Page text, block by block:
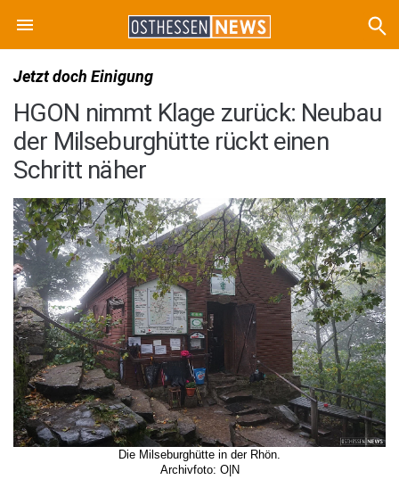
Jetzt doch Einigung
HGON nimmt Klage zurück: Neubau
der Milseburghütte rückt einen
Schritt näher
Die Milseburghütte in der Rhön.
Archivfoto: O|N